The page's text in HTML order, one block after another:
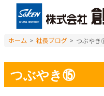
ホーム > 社長ブログ > つぶや
つぶやき⑮